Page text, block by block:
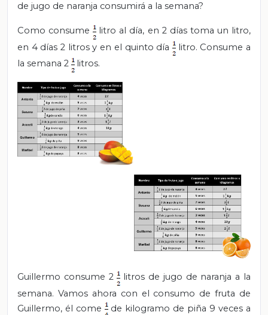
de jugo de naranja consumirá a la semana?
Como consume
litro al día, en 2 días toma un litro,
en 4 días 2 litros y en el quinto día
litro. Consume a
la semana 2
litros.
Guillermo consume 2
litros de jugo de naranja a la
semana. Vamos ahora con el consumo de fruta de
Guillermo, él come
de kilogramo de piña 9 veces a